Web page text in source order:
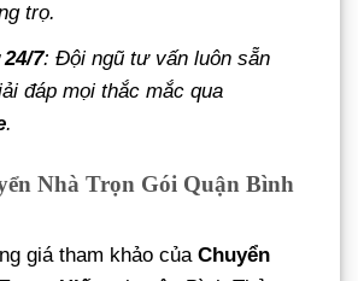
trọ.
7: Đội ngũ tư vấn luôn sẵn
đáp mọi thắc mắc qua
.
Nhà Trọn Gói Quận Bình
giá tham khảo của Chuyển